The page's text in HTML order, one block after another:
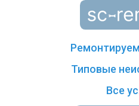
Типовые
Все